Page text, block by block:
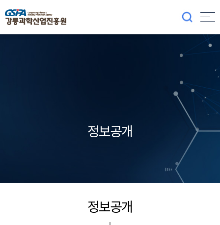
정보공개
정보공개